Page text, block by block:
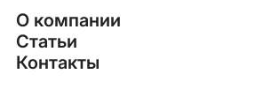
О компании
Статьи
Контакты